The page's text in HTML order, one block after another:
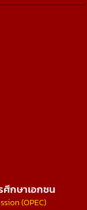
กษาเอกชน
(OPEC)